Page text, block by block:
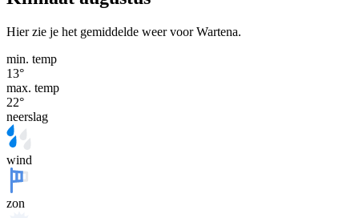
Hier zie je het gemiddelde weer voor Wartena.
min. temp
13°
max. temp
22°
neerslag
wind
zon